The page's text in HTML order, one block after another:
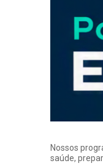
Nossos
saúde,